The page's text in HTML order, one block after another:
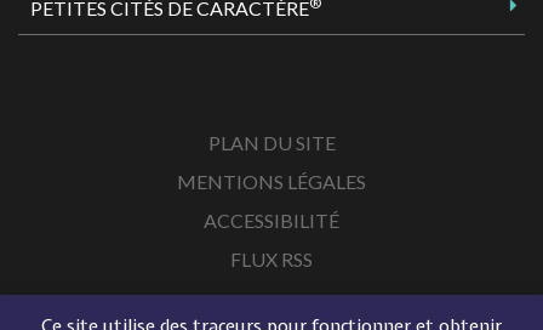
PETITES CITÉS DE CARACTÈRE
PLAN DU SITE
MENTIONS LÉGALES
ACCESSIBILITÉ
FLUX RSS